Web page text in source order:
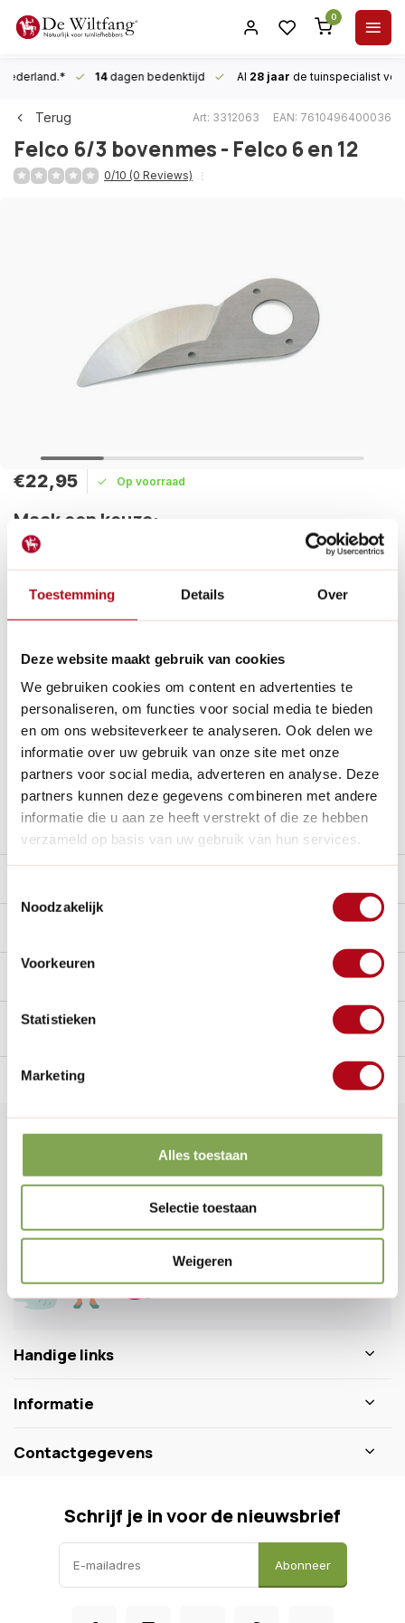
Toestemming Details Over
Deze website maakt gebruik van cookies
We gebruiken cookies om content en advertenties te
personaliseren, om functies voor social media te bieden
en om ons websiteverkeer te analyseren. Ook delen we
informatie over uw gebruik van onze site met onze
partners voor social media, adverteren en analyse. Deze
partners kunnen deze gegevens combineren met andere
informatie die u aan ze heeft verstrekt of die ze hebben
verzameld op basis van uw gebruik van hun services.
Noodzakelijk
Voorkeuren
Statistieken
Marketing
Alles toestaan
Selectie toestaan
Weigeren
0
14dagen bedenktijd Al 28 jaar de tuinspecialist
Terug Art: 3312063 EAN: 7610496400036
Felco 6/3 bovenmes - Felco 6 en 12
0/10 (0 Reviews)
€22,95 Op voorraad
Maak een keuze:
Levertijd: 1 - 2 werkdagen
Dit bovenmes is geschikt voor de Felco 6 en 12. Eenvoudig te
vervangen. Vet de bovenmes en ondermes gelijk in met
Lees meer
Betaal achteraf met Riverty.
Gratis verzenden vanaf € 60 in België en Nederland.*
14dagen bedenktijd
Al 28 jaarde tuinspecialist voor tuinliefhebbers
Nieuw: Haal je bestelling in Wilnis bij ons op!
Stel een vraag over dit product
Nederland.* de tuinspecialist
Klantenservice
Veelgestelde vragen
info@dewiltfang.nl
+31 640511932
Handige links
Informatie
Contactgegevens
Schrijf je in voor de nieuwsbrief
Abonneer